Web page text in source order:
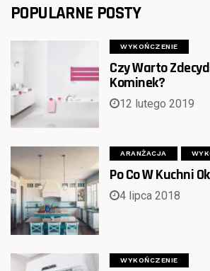
POPULARNE POSTY
WYKOŃCZENIE
Czy Warto
Kominek?
12 lutego 2019
ARANŻACJA
Po Co W Kuchni
4 lipca 2018
WYKOŃCZENIE